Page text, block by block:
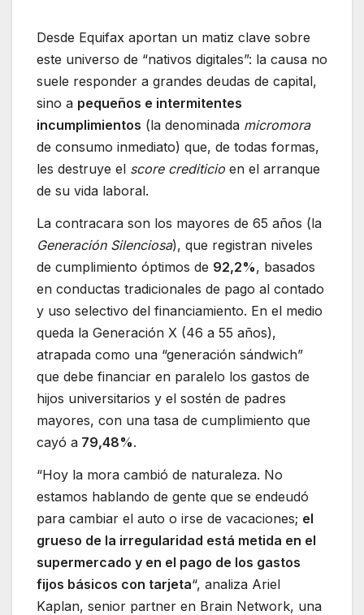
Desde Equifax aportan un matiz clave sobre
este universo de “nativos digitales”: la causa no
suele responder a grandes deudas de capital,
sino a pequeños e intermitentes
incumplimientos (la denominada micromora
de consumo inmediato) que, de todas formas,
les destruye el score crediticio en el arranque
de su vida laboral.
La contracara son los mayores de 65 años (la
Generación Silenciosa), que registran niveles
de cumplimiento óptimos de 92,2%, basados
en conductas tradicionales de pago al contado
y uso selectivo del financiamiento. En el medio
queda la Generación X (46 a 55 años),
atrapada como una “generación sándwich”
que debe financiar en paralelo los gastos de
hijos universitarios y el sostén de padres
mayores, con una tasa de cumplimiento que
cayó a 79,48%.
“Hoy la mora cambió de naturaleza. No
estamos hablando de gente que se endeudó
para cambiar el auto o irse de vacaciones; el
grueso de la irregularidad está metida en el
supermercado y en el pago de los gastos
fijos básicos con tarjeta“, analiza Ariel
Kaplan, senior partner en Brain Network, una